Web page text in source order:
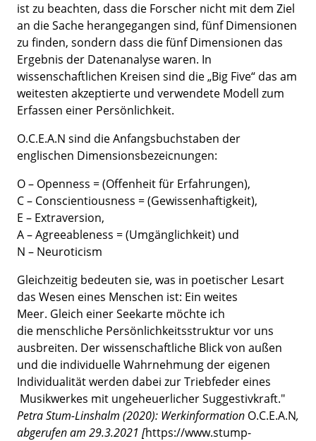
ist zu beachten, dass die Forscher nicht mit dem Ziel
an die Sache herangegangen sind, fünf Dimensionen
zu finden, sondern dass die fünf Dimensionen das
Ergebnis der Datenanalyse waren. In
wissenschaftlichen Kreisen sind die „Big Five“ das am
weitesten akzeptierte und verwendete Modell zum
Erfassen einer Persönlichkeit.
O.C.E.A.N sind die Anfangsbuchstaben der
englischen Dimensionsbezeicnungen:
O – Openness = (Offenheit für Erfahrungen),
C – Conscientiousness = (Gewissenhaftigkeit),
E – Extraversion,
A – Agreeableness = (Umgänglichkeit) und
N – Neuroticism
Gleichzeitig bedeuten sie, was in poetischer Lesart
das Wesen eines Menschen ist: Ein weites
Meer. Gleich einer Seekarte möchte ich
die menschliche Persönlichkeitsstruktur vor uns
ausbreiten. Der wissenschaftliche Blick von außen
und die individuelle Wahrnehmung der eigenen
Individualität werden dabei zur Triebfeder eines
Musikwerkes mit ungeheuerlicher Suggestivkraft."
Petra Stum-Linshalm (2020): Werkinformation O.C.E.A.N,
abgerufen am 29.3.2021 [https://www.stump-